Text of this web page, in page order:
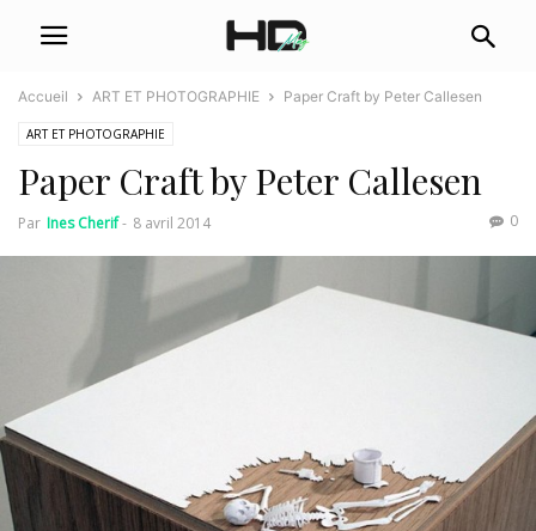
Accueil ART ET PHOTOGRAPHIE Paper Craft by Peter Callesen
ART ET PHOTOGRAPHIE
Paper Craft by Peter Callesen
Par Ines Cherif- 8 avril 2014 0